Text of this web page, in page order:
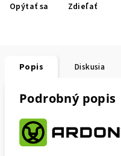
Opýtať sa Zdieľať
Popis Diskusia
Podrobný popis